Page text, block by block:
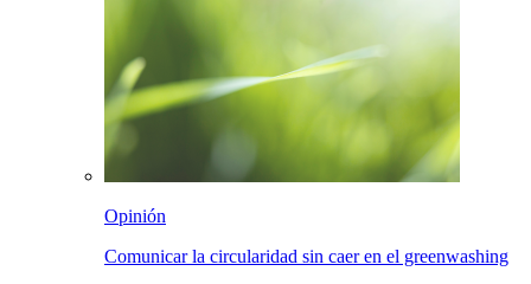
Opinión
Comunicar la circularidad sin caer en el greenwashing